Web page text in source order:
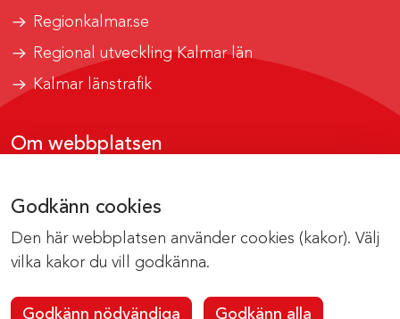
Godkänn cookies
Den här webbplatsen använder cookies (kakor). Välj
vilka kakor du vill godkänna.
Godkänn nödvändiga Godkänn alla
Regionkalmar.se
Regional utveckling Kalmar län
Kalmar länstrafik
Om webbplatsen
Om cookies
Kontakta webbredaktionen